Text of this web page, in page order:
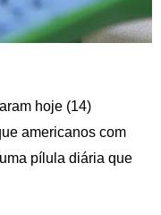
hoje (14)
americanos com
pílula diária que